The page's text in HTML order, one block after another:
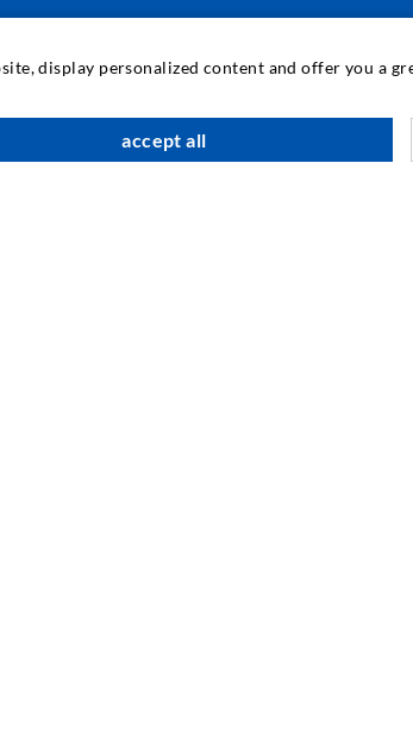
INDUSTRIAL
display personalized content and offer you a
accept all